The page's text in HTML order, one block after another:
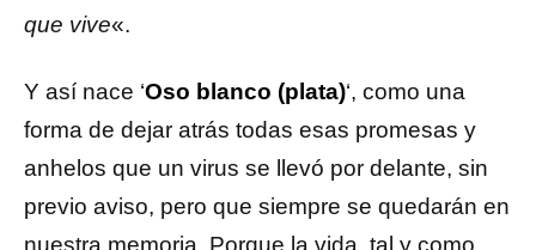
que vive«.
Y así nace ‘Oso blanco (plata)‘, como una
forma de dejar atrás todas esas promesas y
anhelos que un virus se llevó por delante, sin
previo aviso, pero que siempre se quedarán en
nuestra memoria. Porque la vida, tal y como